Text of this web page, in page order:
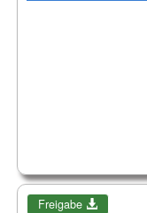
Freigabe